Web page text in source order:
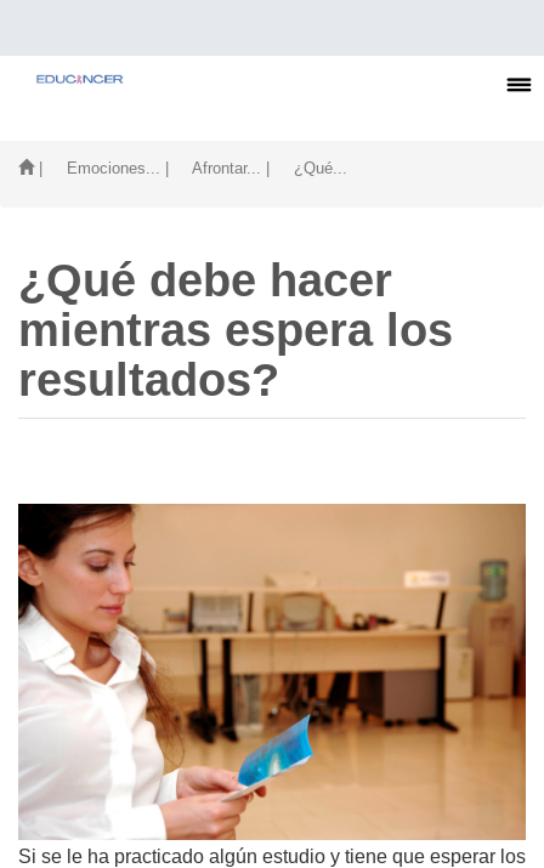
| Emociones... | Afrontar... | ¿Qué...
¿Qué debe hacer
mientras espera los
resultados?
Si se le ha practicado algún estudio y tiene que esperar los